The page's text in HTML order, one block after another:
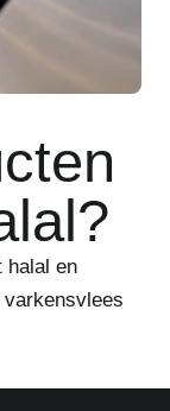
halal en